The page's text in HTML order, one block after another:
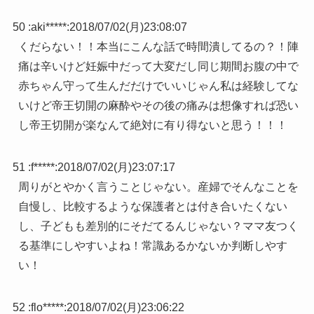
50 :aki*****:2018/07/02(月)23:08:07
くだらない！！本当にこんな話で時間潰してるの？！陣
痛は辛いけど妊娠中だって大変だし同じ期間お腹の中で
赤ちゃん守って生んだだけでいいじゃん私は経験してな
いけど帝王切開の麻酔やその後の痛みは想像すれば恐い
し帝王切開が楽なんて絶対に有り得ないと思う！！！
51 :f*****:2018/07/02(月)23:07:17
周りがとやかく言うことじゃない。産婦でそんなことを
自慢し、比較するような保護者とは付き合いたくない
し、子どもも差別的にそだてるんじゃない？ママ友つく
る基準にしやすいよね！常識あるかないか判断しやす
い！
52 :flo*****:2018/07/02(月)23:06:22